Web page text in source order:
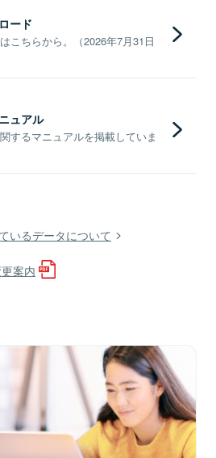
ード
こちらから。（2026年7月31日
ュアル
するマニュアルを掲載していま
いるデータについて
案内